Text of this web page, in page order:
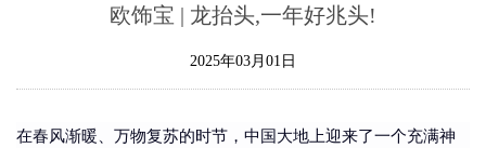
欧饰宝 | 龙抬头,一年好兆头!
2025年03月01日
在春风渐暖、万物复苏的时节，中国大地上迎来了一个充满神